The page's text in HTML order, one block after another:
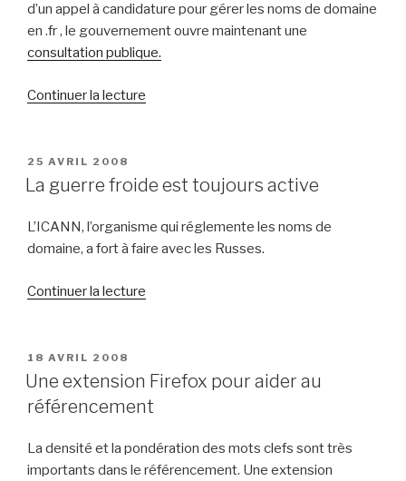
d’un appel à candidature pour gérer les noms de domaine
en .fr , le gouvernement ouvre maintenant une
consultation publique.
Continuer la lecture
votre
sur
les
PUBLIÉ
LE
25 AVRIL 2008
La guerre froide est toujours active
L’ICANN, l’organisme qui réglemente les noms de
domaine, a fort à faire avec les Russes.
Continuer la lecture
est
toujours
PUBLIÉ
LE
18 AVRIL 2008
Une extension Firefox pour aider au
référencement
La densité et la pondération des mots clefs sont très
importants dans le référencement. Une extension